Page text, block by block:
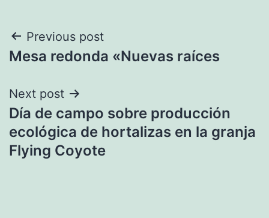
Navegación
de
entradas
Previous post
Mesa redonda «Nuevas raíces
Next post
Día de campo sobre producción
ecológica de hortalizas en la granja
Flying Coyote